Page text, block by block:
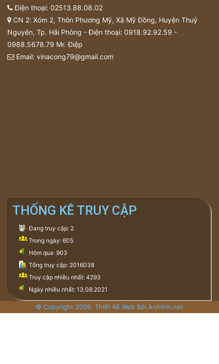
Điện thoại: 02513.88.08.02
CN 2: Xóm 2, Thôn Phương Mỹ, Xã Mỹ Đồng, Huyện Thuỷ
Nguyên, Tp. Hải Phòng - Điện thoại: 0918.92.92.59 -
0988.5678.79 Mr. Điệp
Email: vinacong79@gmail.com
THỐNG KÊ TRUY CẬP
Đang truy cập: 2
Trong ngày: 605
Hôm qua: 903
Tổng truy cập: 2016038
Truy cập nhiều nhất: 4293
Ngày nhiều nhất: 13.08.2021
© Copyright 2026. Thiết Kế Web Bởi Anhlinh.net